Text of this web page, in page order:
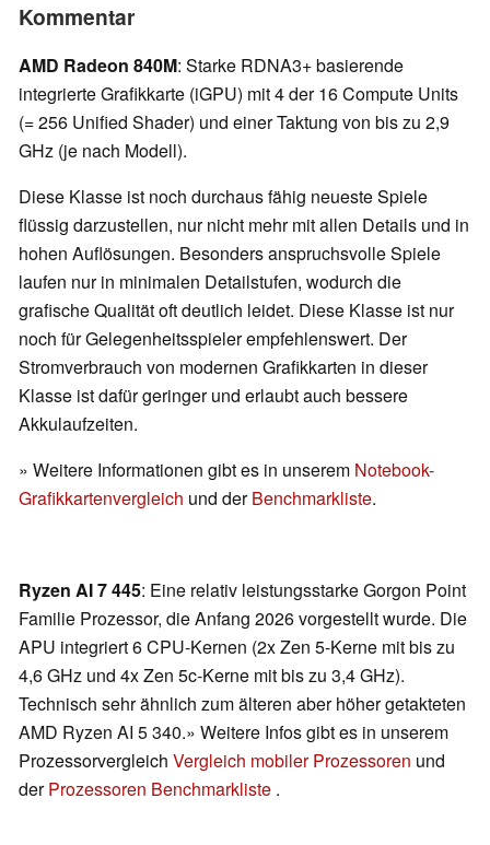
Kommentar
AMD Radeon 840M: Starke RDNA3+ basierende
integrierte Grafikkarte (iGPU) mit 4 der 16 Compute Units
(= 256 Unified Shader) und einer Taktung von bis zu 2,9
GHz (je nach Modell).
Diese Klasse ist noch durchaus fähig neueste Spiele
flüssig darzustellen, nur nicht mehr mit allen Details und in
hohen Auflösungen. Besonders anspruchsvolle Spiele
laufen nur in minimalen Detailstufen, wodurch die
grafische Qualität oft deutlich leidet. Diese Klasse ist nur
noch für Gelegenheitsspieler empfehlenswert. Der
Stromverbrauch von modernen Grafikkarten in dieser
Klasse ist dafür geringer und erlaubt auch bessere
Akkulaufzeiten.
» Weitere Informationen gibt es in unserem Notebook-
Grafikkartenvergleich und derBenchmarkliste.
Ryzen AI 7 445: Eine relativ leistungsstarke Gorgon Point
Familie Prozessor, die Anfang 2026 vorgestellt wurde. Die
APU integriert 6 CPU-Kernen (2x Zen 5-Kerne mit bis zu
4,6 GHz und 4x Zen 5c-Kerne mit bis zu 3,4 GHz).
Technisch sehr ähnlich zum älteren aber höher getakteten
AMD Ryzen AI 5 340.» Weitere Infos gibt es in unserem
Prozessorvergleich Vergleich mobiler Prozessoren und
derProzessoren Benchmarkliste .